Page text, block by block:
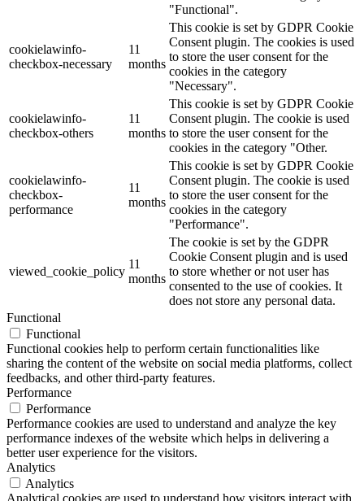
"Functional".
cookielawinfo-
checkbox-necessary
11
months
This cookie is set by GDPR Cookie
Consent plugin. The cookies is used
to store the user consent for the
cookies in the category
"Necessary".
cookielawinfo-
checkbox-others
11
months
This cookie is set by GDPR Cookie
Consent plugin. The cookie is used
to store the user consent for the
cookies in the category "Other.
cookielawinfo-
checkbox-
performance
11
months
This cookie is set by GDPR Cookie
Consent plugin. The cookie is used
to store the user consent for the
cookies in the category
"Performance".
viewed_cookie_policy
11
months
The cookie is set by the GDPR
Cookie Consent plugin and is used
to store whether or not user has
consented to the use of cookies. It
does not store any personal data.
Functional
Functional
Functional cookies help to perform certain functionalities like
sharing the content of the website on social media platforms, collect
feedbacks, and other third-party features.
Performance
Performance
Performance cookies are used to understand and analyze the key
performance indexes of the website which helps in delivering a
better user experience for the visitors.
Analytics
Analytics
Analytical cookies are used to understand how visitors interact with